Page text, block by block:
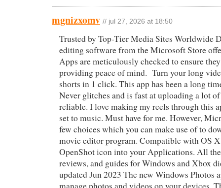
mgnizxomv // jul 27, 2026 at 18:50
Trusted by Top-Tier Media Sites Worldwide
editing software from the Microsoft Store
Apps are meticulously checked to ensure
providing peace of mind. Turn your long
shorts in 1 click. This app has been a long
Never glitches and is fast at uploading a lot
reliable. I love making my reels through this
set to music. Must have for me. However,
few choices which you can make use of to
movie editor program. Compatible with OS
OpenShot icon into your Applications. All
reviews, and guides for Windows and Xbox
updated Jun 2023 The new Windows Photos
manage photos and videos on your devices.